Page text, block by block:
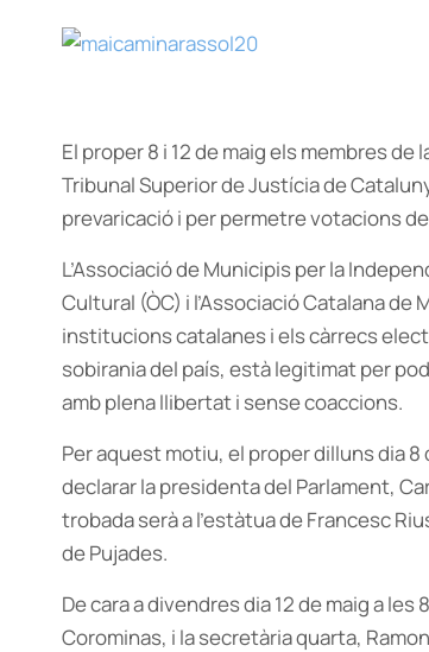
El proper 8 i 12 de maig els membres
Tribunal Superior de Justícia de
prevaricació i per permetre votacions
L’Associació de Municipis per la
Cultural (ÒC) i l’Associació Catalana
institucions catalanes i els càrrecs
sobirania del país, està legitimat per
amb plena llibertat i sense coaccions.
Per aquest motiu, el proper dilluns dia 8
declarar la presidenta del Parlament,
trobada serà a l’estàtua de Francesc
de Pujades.
De cara a divendres dia 12 de maig a
Corominas, i la secretària quarta,